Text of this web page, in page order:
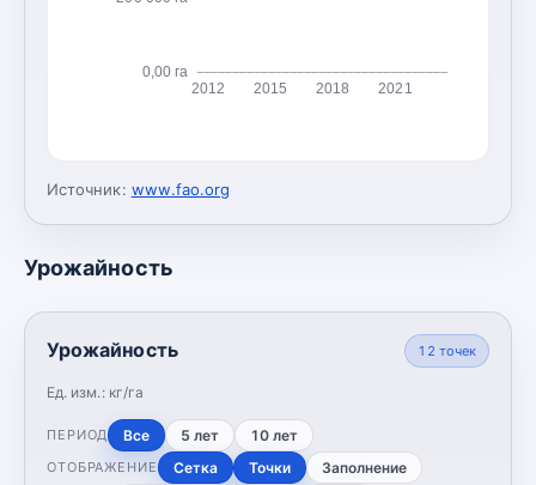
0,00 га
2012 2015 2018 2021
Источник: www.fao.org
Урожайность
Урожайность
Ед. изм.: кг/га
12 точек
ПЕРИОД Все 5 лет 10 лет
ОТОБРАЖЕНИЕ Сетка Точки Заполнение